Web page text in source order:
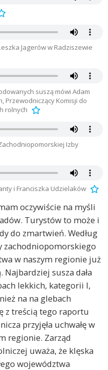
Jagerów w Radziszewie
suszą mówi Adam
Przewodniczący Komisji do
rolnych
Izby
i Franciszka Udzielaków
oczywiście na myśli
Turystów to może i
do zmartwień. Według
w naszym regionie już
susza dała
lekkich, kategorii I,
na na glebach
z treścią tego raportu
przyjęła uchwałę w
regionie. Zarząd
uważa, że klęska
województwa